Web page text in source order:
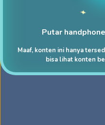
Putar
Maaf, konten ini hanya
bisa lihat konten